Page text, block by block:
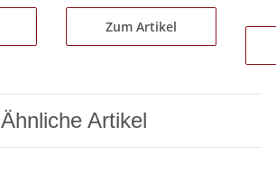
Zum Artikel
Ähnliche Artikel